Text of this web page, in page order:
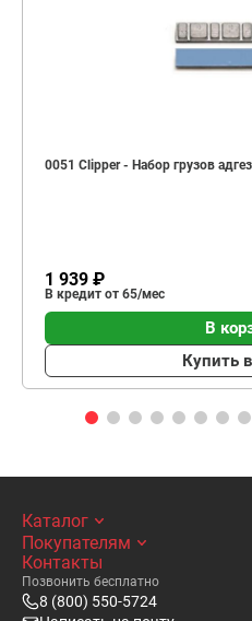
0051 Clipper - Набор грузов
1 939 ₽
В кредит от 65/мес
В
Купить
Каталог
Покупателям
Контакты
Позвонить бесплатно
8 (800) 550-5724